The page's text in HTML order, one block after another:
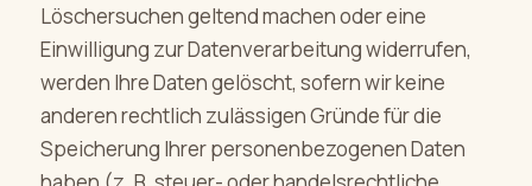
Löschersuchen geltend machen oder eine
Einwilligung zur Datenverarbeitung widerrufen,
werden Ihre Daten gelöscht, sofern wir keine
anderen rechtlich zulässigen Gründe für die
Speicherung Ihrer personenbezogenen Daten